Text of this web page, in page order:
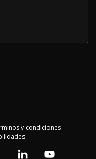
y condiciones